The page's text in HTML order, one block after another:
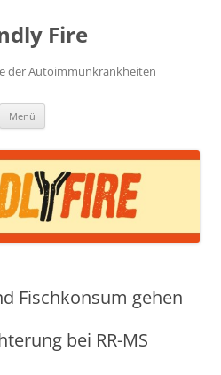
Fire
der Autoimmunkrankheiten
Menü
Fischkonsum gehen
bei RR-MS